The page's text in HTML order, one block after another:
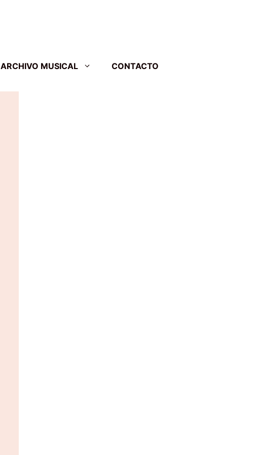
ARCHIVO MUSICAL CONTACTO